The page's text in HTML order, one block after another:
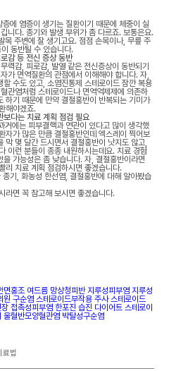
에 염증이 생기는 질환이기 때문에 체중이 실
니다. 종기와 발생 부위가 좀 다르죠. 보통은요.
목 주변에 잘 생기고요. 점점 손목이나, 무릎 주
동반될 수 있습니다.
감 등 전신 증상 동반
력감, 피로감, 발열 같은 전신증상이 동반되기
가 면역질환의 관점에서 이해해야 합니다. 자,
수도 있고, 소염진통제 스테로이드 잠깐 복용
관염처럼 스테로이드나 면역억제제에 의존하
하기 때문에 만약 결절홍반이 반복되는 기미가
해야겠죠.
보다는 치료 계획 점검 필요
거에는 피부결핵과 연관이 있다고 많이 생각했
자가 많은 만큼 결절홍반인데 엑스레이 찍어보
막 몇 달간 드시면서 결절홍반이 낫지도 않고,
이런 분들이 종종 내원하시는데요. 치료 경험
가능성은 좀 낮습니다. 자, 결절홍반이라면
리 치료 계획 점검하시면 좋겠습니다.
기, 화농성 한선염, 결절홍반에 대해 알아봤습
라면 꼭 참고해 보시면 좋겠습니다.
면홍조 여드름 망상청피반 지루성피부염 지루성
원 구순염 스테로이드부작용 주사 스테로이드
장 접촉성피부염 한포진 습진 다이어트 스테로이
울혈반모양혈관염 박탈성구순염
료법